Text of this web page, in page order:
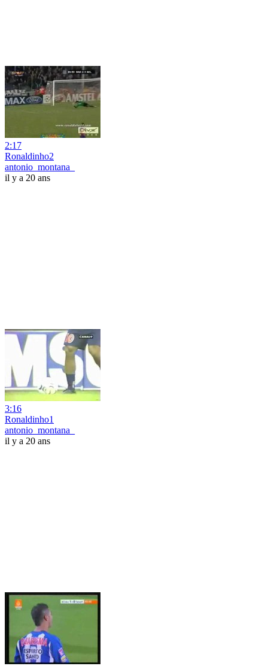
2:17
Ronaldinho2
antonio_montana_
il y a 20 ans
3:16
Ronaldinho1
antonio_montana_
il y a 20 ans